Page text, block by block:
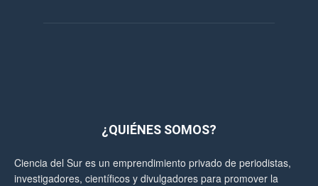
¿QUIÉNES SOMOS?
Ciencia del Sur es un emprendimiento privado de periodistas,
investigadores, científicos y divulgadores para promover la